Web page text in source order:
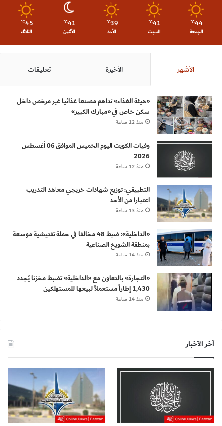
44
℃
الجمعة
41
℃
السبت
39
℃
الأحد
41
℃
الأثنين
45
℃
الثلاثاء
الأشهر الأخيرة تعليقات
«هيئة الغذاء» تداهم مصنعاً غذائياً غير مرخص داخل
سكن خاص في «مبارك الكبير»
منذ 12 ساعة
وفيات الكويت اليوم الخميس الموافق 06 أغسطس
2026
منذ 12 ساعة
التطبيقي: توزيع شهادات خريجي معاهد التدريب
اعتباراً من الأحد
منذ 13 ساعة
«الداخلية»: ضبط 48 مخالفاً في حملة تفتيشية موسعة
بمنطقة الشويخ الصناعية
منذ 14 ساعة
«التجارة» بالتعاون مع «الداخلية» تضبط مخزناً يُجدد
1,430 إطاراً مستعملاً لبيعها للمستهلكين
منذ 14 ساعة
آخر الأخبار